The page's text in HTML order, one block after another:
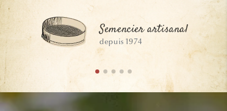
Semencier artisanal
depuis 1974